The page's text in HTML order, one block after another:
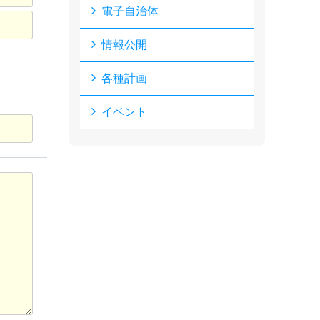
電子自治体
情報公開
各種計画
イベント